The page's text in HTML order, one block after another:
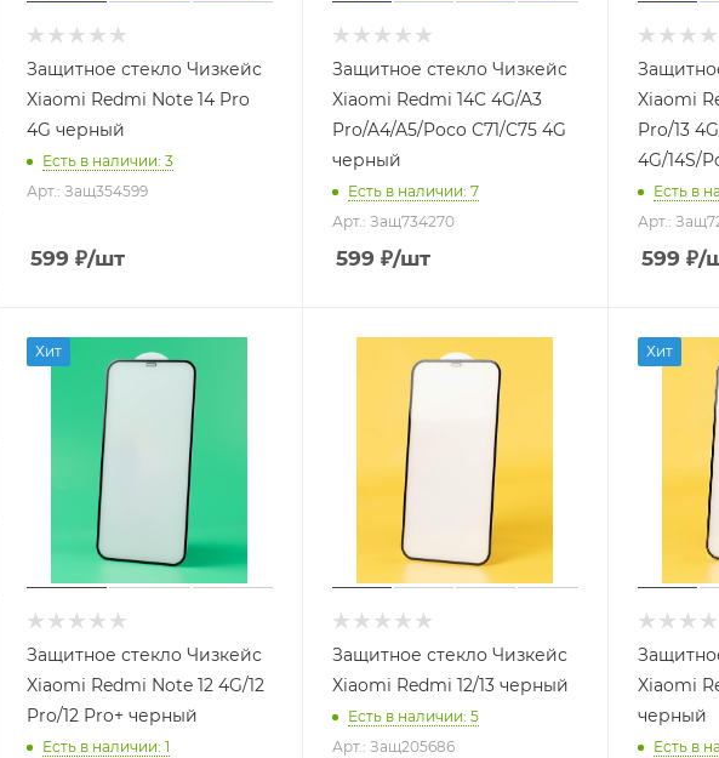
Защитное стекло Чизкейс
Xiaomi Redmi Note 14 Pro
4G черный
Есть в наличии: 3
Арт.: Защ354599
599 ₽/шт
Защитное стекло Чизкейс
Xiaomi Redmi 14C 4G/A3
Pro/A4/A5/Poco C71/C75 4G
черный
Есть в наличии: 7
Арт.: Защ734270
599 ₽/шт
Xiaomi
Pro/13
4G/14S/
Есть в
Арт.:
599 ₽/
Хит
Защитное стекло Чизкейс
Xiaomi Redmi Note 12 4G/12
Pro/12 Pro+ черный
Есть в наличии: 1
Защитное стекло Чизкейс
Xiaomi Redmi 12/13 черный
Есть в наличии: 5
Арт.: Защ205686
Хит
Xiaomi
черный
Есть в